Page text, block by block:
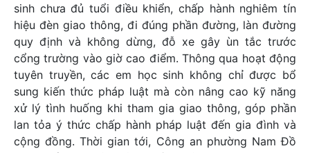
sinh chưa đủ tuổi điều khiển, chấp hành nghiêm tín
hiệu đèn giao thông, đi đúng phần đường, làn đường
quy định và không dừng, đỗ xe gây ùn tắc trước
cổng trường vào giờ cao điểm. Thông qua hoạt động
tuyên truyền, các em học sinh không chỉ được bổ
sung kiến thức pháp luật mà còn nâng cao kỹ năng
xử lý tình huống khi tham gia giao thông, góp phần
lan tỏa ý thức chấp hành pháp luật đến gia đình và
cộng đồng. Thời gian tới, Công an phường Nam Đồ